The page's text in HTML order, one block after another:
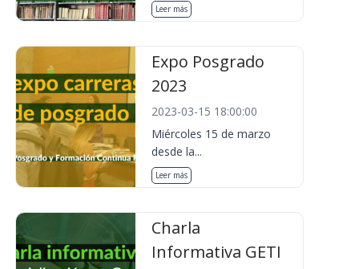
Leer más
Expo Posgrado
2023
2023-03-15 18:00:00
Miércoles 15 de marzo
desde la...
Leer más
Charla
Informativa GETI